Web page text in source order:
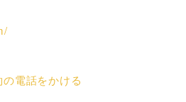
電話をかける